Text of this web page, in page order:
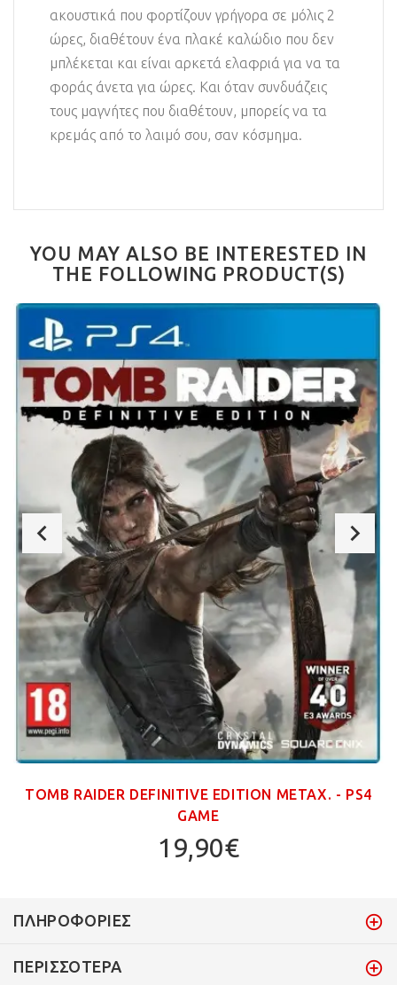
ακουστικά που φορτίζουν γρήγορα σε μόλις 2
ώρες, διαθέτουν ένα πλακέ καλώδιο που δεν
μπλέκεται και είναι αρκετά ελαφριά για να τα
φοράς άνετα για ώρες. Και όταν συνδυάζεις
τους μαγνήτες που διαθέτουν, μπορείς να τα
κρεμάς από το λαιμό σου, σαν κόσμημα.
YOU MAY ALSO BE INTERESTED IN
THE FOLLOWING PRODUCT(S)
TOMB RAIDER DEFINITIVE EDITION ΜΕΤΑΧ. - PS4
GAME
19,90€
ΠΛΗΡΟΦΟΡΊΕΣ
ΠΕΡΙΣΣΌΤΕΡΑ